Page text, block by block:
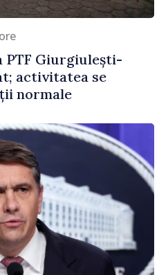
PTF Giurgiulești-
activitatea se
normale